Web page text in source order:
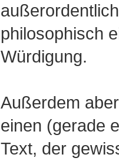
philosophisch
Würdigung.
Außerdem
einen (gerade
Text, der